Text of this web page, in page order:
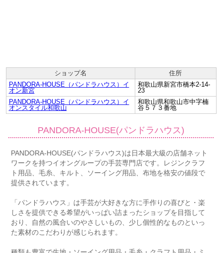
ショップ名
住所
PANDORA-HOUSE（パンドラハウス）イ
オン新宮
和歌山県新宮市橋本2-14-
23
PANDORA-HOUSE（パンドラハウス）イ
オンスタイル和歌山
和歌山県和歌山市中字楠
谷５７３番地
PANDORA-HOUSE(パンドラハウス)
PANDORA-HOUSE(パンドラハウス)は日本最大級の店舗ネット
ワークを持つイオングループの手芸専門店です。レジンクラフ
ト用品、毛糸、キルト、ソーイング用品、布地を格安の値段で
提供されています。
「パンドラハウス」は手芸が大好きな方に手作りの喜びと・楽
しさを提供できる希望がいっぱい詰まったショップを目指して
おり、自然の風合いのやさしいもの、少し個性的なものといっ
た素材のこだわりが感じられます。